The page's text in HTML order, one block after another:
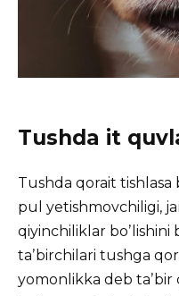
Tushda it
Tushda qorait tishlasa
pul yetishmovchiligi,
qiyinchiliklar boʼlishini
taʼbirchilari tushga
yomonlikka deb